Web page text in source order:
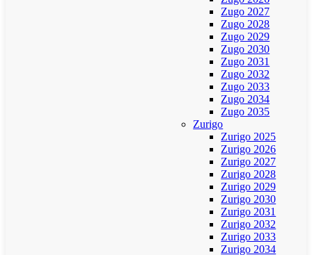
Zugo 2027
Zugo 2028
Zugo 2029
Zugo 2030
Zugo 2031
Zugo 2032
Zugo 2033
Zugo 2034
Zugo 2035
Zurigo
Zurigo 2025
Zurigo 2026
Zurigo 2027
Zurigo 2028
Zurigo 2029
Zurigo 2030
Zurigo 2031
Zurigo 2032
Zurigo 2033
Zurigo 2034